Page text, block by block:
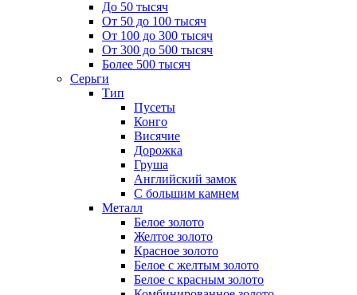
До 50 тысяч
От 50 до 100 тысяч
От 100 до 300 тысяч
От 300 до 500 тысяч
Более 500 тысяч
Серьги
Тип
Пусеты
Конго
Висячие
Дорожка
Груша
Английский замок
С большим камнем
Металл
Белое золото
Желтое золото
Красное золото
Белое с желтым золото
Белое с красным золото